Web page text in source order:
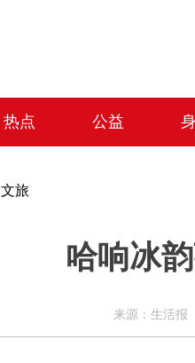
热点 公益
文旅
哈响冰
来源：生活